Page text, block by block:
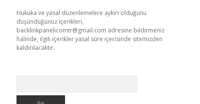
Hukuka ve yasal düzenlemelere aykırı olduğunu
düşündüğünüz içerikleri,
backlinkpanelicomtr@gmail.com adresine bildirmeniz
halinde, ilgili içerikler yasal süre içerisinde sitemizden
kaldırılacaktır.